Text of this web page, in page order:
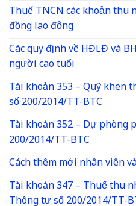
Thuế TNCN các khoản
đồng lao động
Các quy định về HĐLĐ và
người cao tuổi
Tài khoản 353 – Quỹ
số 200/2014/TT-BTC
Tài khoản 352 – Dự phòng
200/2014/TT-BTC
Cách thêm mới nhân viên
Tài khoản 347 – Thuế thu
Thông tư số 200/2014/TT-